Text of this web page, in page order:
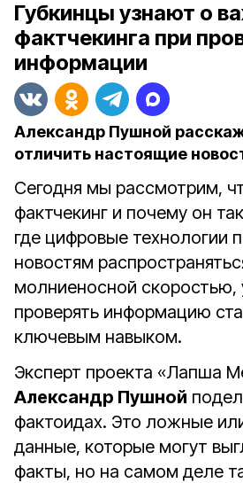
Губкинцы узнают о
фактчекинга при
информации
Александр Пушной
отличить настоящие
Сегодня мы рассмотрим,
фактчекинг и почему он
где цифровые технологии
новостям
молниеносной скоростью,
проверять информацию
ключевым навыком.
Эксперт проекта «Лапша
Александр Пушной
фактоидах. Это ложные
данные, которые могут
факты, но на самом деле